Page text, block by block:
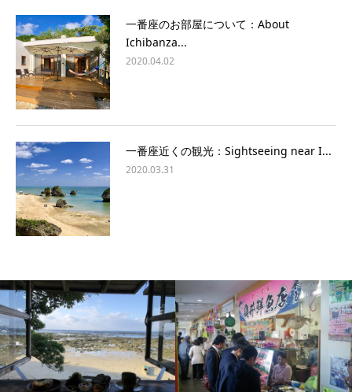
一番座のお部屋について：About
Ichibanza...
2020.04.02
一番座近くの観光：Sightseeing near I...
2020.03.31